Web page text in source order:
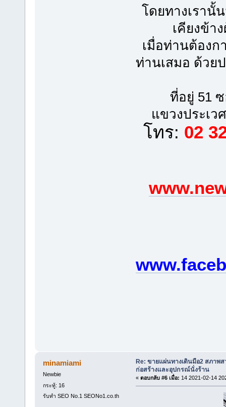
โดยทางเรานั้
เคียงข้า
เมื่อท่านต้องก
ท่านเสมอ ด้วย
ที่อยู่ 51
แขวงประเว
โทร: 02
minamiami
Newbie
กระทู้: 16
รับทำ SEO No.1 SEONo1.co.th
Re: ขายแผ่นทางเดินมือ2 สภาพ
ก่อสร้างและอุปกรณ์นั่งร้าน
« ตอบกลับ #6 เมื่อ: 14 2021-02-14